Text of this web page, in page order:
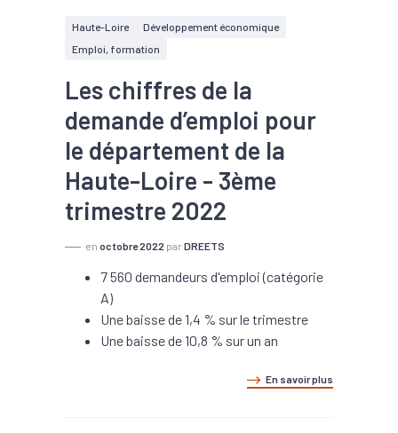
Haute-Loire
Développement économique
Emploi, formation
Les chiffres de la
demande d’emploi pour
le département de la
Haute-Loire - 3ème
trimestre 2022
en octobre 2022 par DREETS
7 560 demandeurs d'emploi (catégorie
A)
Une baisse de 1,4 % sur le trimestre
Une baisse de 10,8 % sur un an
En savoir plus